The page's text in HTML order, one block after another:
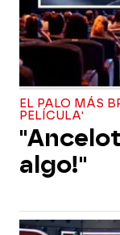
EL PALO MÁS
PELÍCULA'
algo!"